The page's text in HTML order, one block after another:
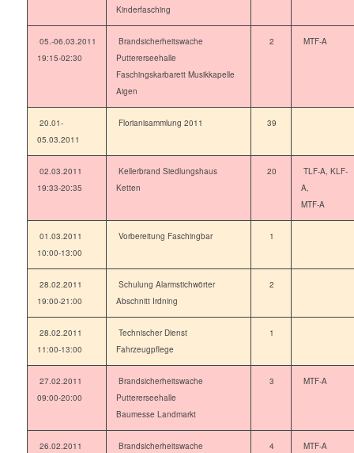
Kinderfasching
05.-06.03.2011
19:15-02:30
Brandsicherheitswache
Puttererseehalle
Faschingskarbarett Musikkapelle
Aigen
2 MTF-A
20.01-
05.03.2011
Florianisammlung 2011 39
02.03.2011
19:33-20:35
Kellerbrand Siedlungshaus
Ketten
20
TLF-A, KLF-
A,
MTF-A
01.03.2011
10:00-13:00
Vorbereitung Faschingbar 1
28.02.2011
19:00-21:00
Schulung Alarmstichwörter
Abschnitt Irdning
2
28.02.2011
11:00-13:00
Technischer Dienst
Fahrzeugpflege
1
27.02.2011
09:00-20:00
Brandsicherheitswache
Puttererseehalle
Baumesse Landmarkt
3 MTF-A
26.02.2011
Brandsicherheitswache
4 MTF-A